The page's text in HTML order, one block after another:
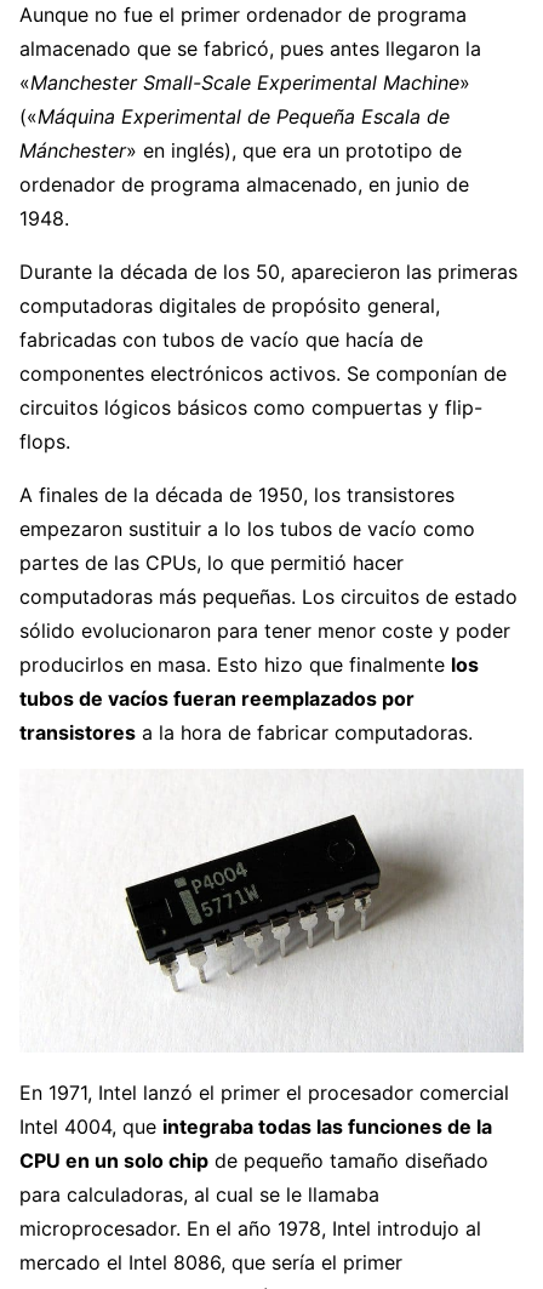
Aunque no fue el primer ordenador de programa
almacenado que se fabricó, pues antes llegaron la
«Manchester Small-Scale Experimental Machine»
(«Máquina Experimental de Pequeña Escala de
Mánchester» en inglés), que era un prototipo de
ordenador de programa almacenado, en junio de
1948.
Durante la década de los 50, aparecieron las primeras
computadoras digitales de propósito general,
fabricadas con tubos de vacío que hacía de
componentes electrónicos activos. Se componían de
circuitos lógicos básicos como compuertas y flip-
flops.
A finales de la década de 1950, los transistores
empezaron sustituir a lo los tubos de vacío como
partes de las CPUs, lo que permitió hacer
computadoras más pequeñas. Los circuitos de estado
sólido evolucionaron para tener menor coste y poder
producirlos en masa. Esto hizo que finalmente los
tubos de vacíos fueran reemplazados por
transistores a la hora de fabricar computadoras.
En 1971, Intel lanzó el primer el procesador comercial
Intel 4004, que integraba todas las funciones de la
CPU en un solo chip de pequeño tamaño diseñado
para calculadoras, al cual se le llamaba
microprocesador. En el año 1978, Intel introdujo al
mercado el Intel 8086, que sería el primer